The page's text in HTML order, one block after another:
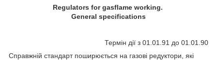
Regulators for gasflame working.
General specifications
Термін дії з 01.01.91 до 01.01.90
Справжній стандарт поширюється на газові редуктори, які